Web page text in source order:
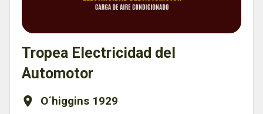
Tropea Electricidad del
Automotor
O´higgins 1929